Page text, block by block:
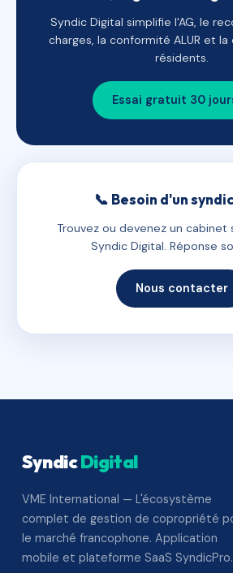
Syndic Digital simplifie l'AG, le
charges, la conformité ALUR et
résidents.
Essai gratuit 30
📞 Besoin d'un
Trouvez ou devenez un cabinet
Syndic Digital. Réponse
Nous contacter
SyndicDigital
VME International — L'écosystème
complet de gestion de copropriété
le marché francophone. Application
mobile et plateforme SaaS SyndicPro.